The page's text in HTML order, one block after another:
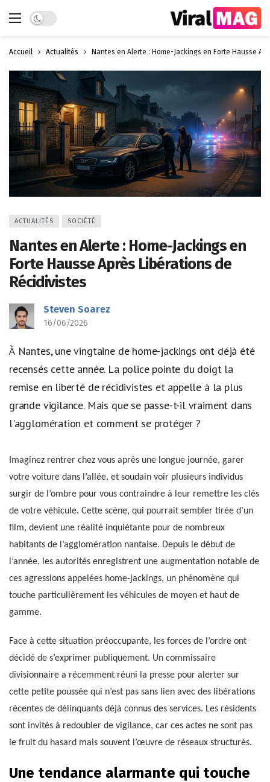
Dark mode
Accueil Actualités Nantes en Alerte : Home-Jackings en Forte Hausse
ACTUALITÉS SOCIÉTÉ
Nantes en Alerte : Home-Jackings en
Forte Hausse Après Libérations de
Récidivistes
Steven Soarez
16/06/2026
À Nantes, une vingtaine de home-jackings ont déjà été
recensés cette année. La police pointe du doigt la
remise en liberté de récidivistes et appelle à la plus
grande vigilance. Mais que se passe-t-il vraiment dans
l'agglomération et comment se protéger ?
Imaginez rentrer chez vous après une longue journée, garer
votre voiture dans l’allée, et soudain voir plusieurs individus
surgir de l’ombre pour vous contraindre à leur remettre les clés
de votre véhicule. Cette scène, qui pourrait sembler tirée d’un
film, devient une réalité inquiétante pour de nombreux
habitants de l’agglomération nantaise. Depuis le début de
l’année, les autorités enregistrent une augmentation notable de
ces agressions appelées home-jackings, un phénomène qui
touche particulièrement les véhicules de moyen et haut de
gamme.
Face à cette situation préoccupante, les forces de l’ordre ont
décidé de s’exprimer publiquement. Un commissaire
divisionnaire a récemment réuni la presse pour alerter sur
cette petite poussée qui n’est pas sans lien avec des libérations
récentes de délinquants déjà connus des services. Les résidents
sont invités à redoubler de vigilance, car ces actes ne sont pas
le fruit du hasard mais souvent l’œuvre de réseaux structurés.
Une tendance alarmante qui touche